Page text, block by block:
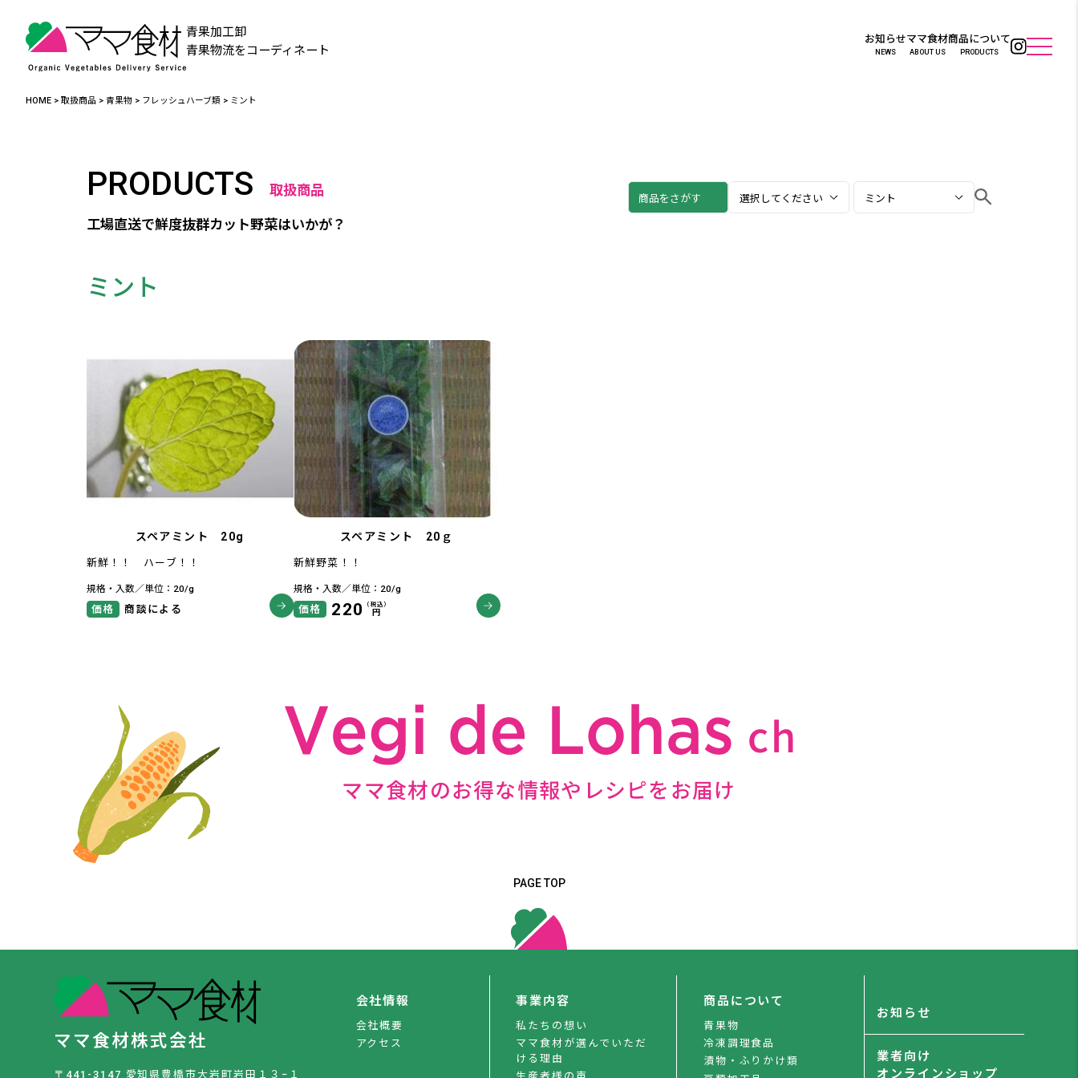
青果加工卸
青果物流をコーディネート
お知らせ
NEWS
ママ食材
ABOUT US
商品について
PRODUCTS
HOME >取扱商品 >青果物 > フレッシュハーブ類 > ミント
PRODUCTS 取扱商品
工場直送で鮮度抜群カット野菜はいかが？
ミント
スペアミント 20g
新鮮！！ ハーブ！！
規格・入数／単位：20/g
価格 商談による
スペアミント 20ｇ
新鮮野菜！！
規格・入数／単位：20/g
価格 220 （税込）
円
ママ食材のお得な情報やレシピをお届け
PAGE TOP
会社情報
会社概要
アクセス
事業内容
私たちの想い
ママ食材が選んでいただ
ける理由
商品について
青果物
冷凍調理食品
漬物・ふりかけ類
お知らせ
業者向け
オンラインショップ
ママ食材株式会社
〒441-3147 愛知県豊橋市大岩町岩田１３−１